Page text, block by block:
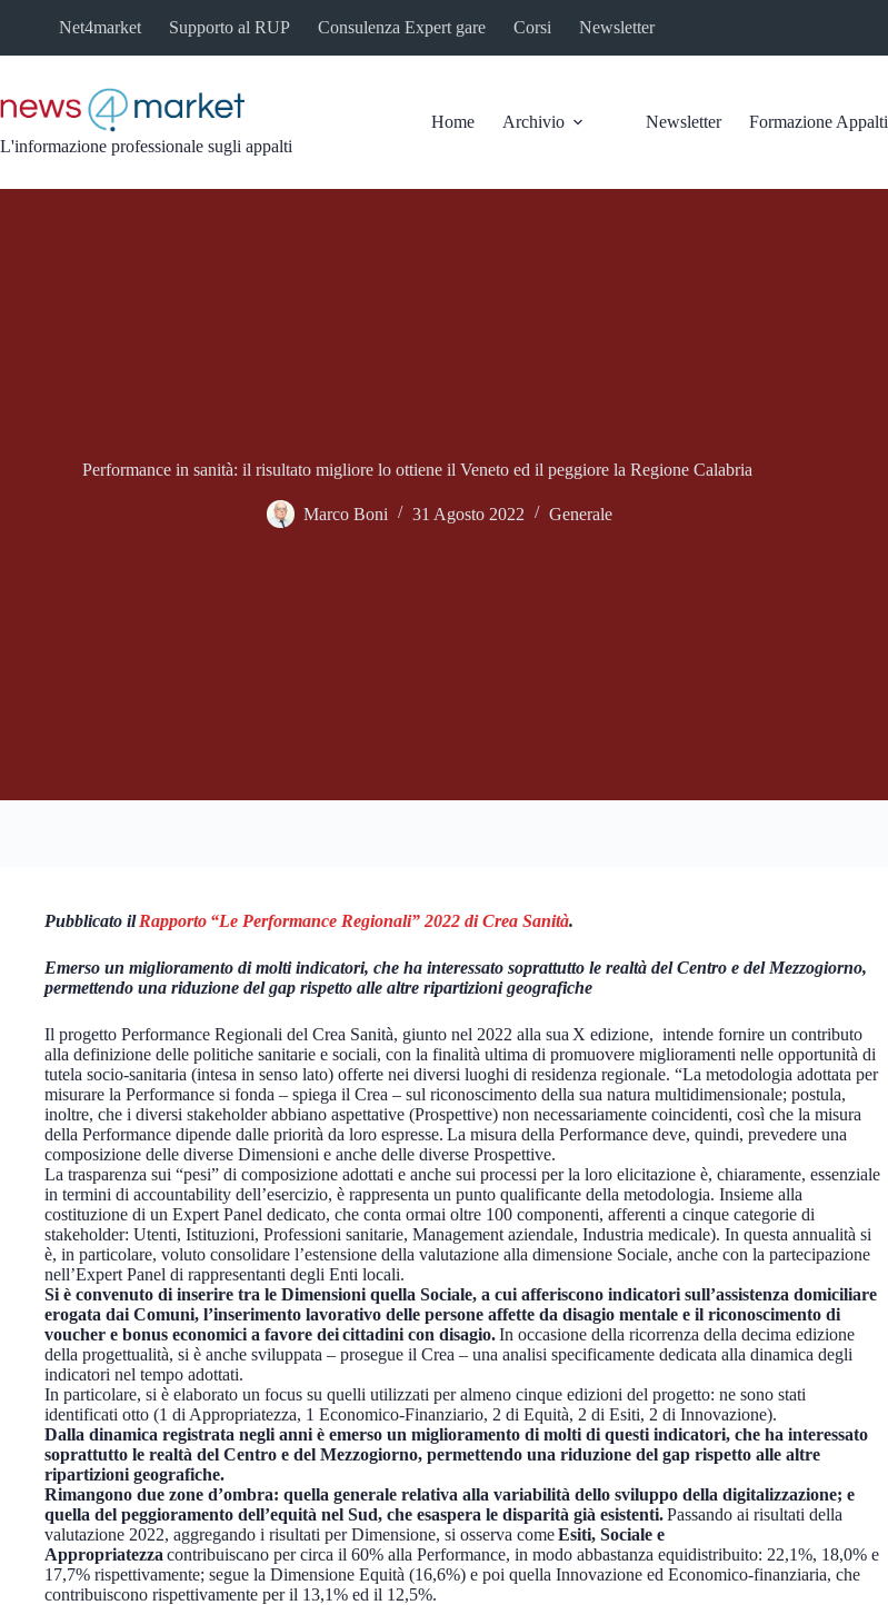
Net4market Supporto al RUP Consulenza Expert gare Corsi Newsletter
L'informazione professionale sugli appalti
Home Archivio Newsletter Formazione Appalti
Performance in sanità: il risultato migliore lo ottiene il Veneto ed il peggiore la Regione Calabria
Marco Boni 31 Agosto 2022 Generale
Pubblicato ilRapporto “Le Performance Regionali” 2022 di Crea Sanità.
Emerso un miglioramento di molti indicatori, che ha interessato soprattutto le realtà del Centro e del Mezzogiorno,
permettendo una riduzione del gap rispetto alle altre ripartizioni geografiche
Il progetto Performance Regionali del Crea Sanità, giunto nel 2022 alla sua X edizione, intende fornire un contributo
alla definizione delle politiche sanitarie e sociali, con la finalità ultima di promuovere miglioramenti nelle opportunità di
tutela socio-sanitaria (intesa in senso lato) offerte nei diversi luoghi di residenza regionale. “La metodologia adottata per
misurare la Performance si fonda – spiega il Crea – sul riconoscimento della sua natura multidimensionale; postula,
inoltre, che i diversi stakeholder abbiano aspettative (Prospettive) non necessariamente coincidenti, così che la misura
della Performance dipende dalle priorità da loro espresse. La misura della Performance deve, quindi, prevedere una
composizione delle diverse Dimensioni e anche delle diverse Prospettive.
La trasparenza sui “pesi” di composizione adottati e anche sui processi per la loro elicitazione è, chiaramente, essenziale
in termini di accountability dell’esercizio, è rappresenta un punto qualificante della metodologia. Insieme alla
costituzione di un Expert Panel dedicato, che conta ormai oltre 100 componenti, afferenti a cinque categorie di
stakeholder: Utenti, Istituzioni, Professioni sanitarie, Management aziendale, Industria medicale). In questa annualità si
è, in particolare, voluto consolidare l’estensione della valutazione alla dimensione Sociale, anche con la partecipazione
nell’Expert Panel di rappresentanti degli Enti locali.
Si è convenuto di inserire tra le Dimensioni quella Sociale, a cui afferiscono indicatori sull’assistenza domiciliare
erogata dai Comuni, l’inserimento lavorativo delle persone affette da disagio mentale e il riconoscimento di
voucher e bonus economici a favore dei cittadini con disagio.In occasione della ricorrenza della decima edizione
della progettualità, si è anche sviluppata – prosegue il Crea – una analisi specificamente dedicata alla dinamica degli
indicatori nel tempo adottati.
In particolare, si è elaborato un focus su quelli utilizzati per almeno cinque edizioni del progetto: ne sono stati
identificati otto (1 di Appropriatezza, 1 Economico-Finanziario, 2 di Equità, 2 di Esiti, 2 di Innovazione).
Dalla dinamica registrata negli anni è emerso un miglioramento di molti di questi indicatori, che ha interessato
soprattutto le realtà del Centro e del Mezzogiorno, permettendo una riduzione del gap rispetto alle altre
ripartizioni geografiche.
Rimangono due zone d’ombra: quella generale relativa alla variabilità dello sviluppo della digitalizzazione; e
quella del peggioramento dell’equità nel Sud, che esaspera le disparità già esistenti.Passando ai risultati della
valutazione 2022, aggregando i risultati per Dimensione, si osserva comeEsiti, Sociale e
Appropriatezza contribuiscano per circa il 60% alla Performance, in modo abbastanza equidistribuito: 22,1%, 18,0% e
17,7% rispettivamente; segue la Dimensione Equità (16,6%) e poi quella Innovazione ed Economico-finanziaria, che
contribuiscono rispettivamente per il 13,1% ed il 12,5%.